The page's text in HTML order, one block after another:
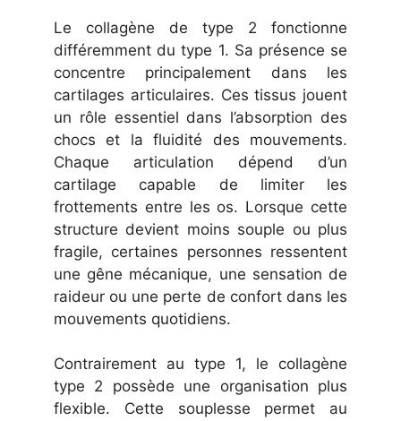
Le collagène de type 2 fonctionne
différemment du type 1. Sa présence se
concentre principalement dans les
cartilages articulaires. Ces tissus jouent
un rôle essentiel dans l’absorption des
chocs et la fluidité des mouvements.
Chaque articulation dépend d’un
cartilage capable de limiter les
frottements entre les os. Lorsque cette
structure devient moins souple ou plus
fragile, certaines personnes ressentent
une gêne mécanique, une sensation de
raideur ou une perte de confort dans les
mouvements quotidiens.
Contrairement au type 1, le collagène
type 2 possède une organisation plus
flexible. Cette souplesse permet au